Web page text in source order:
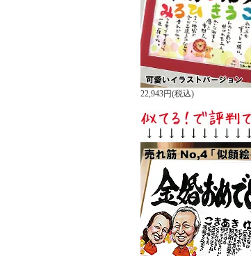
22,943円(税込)